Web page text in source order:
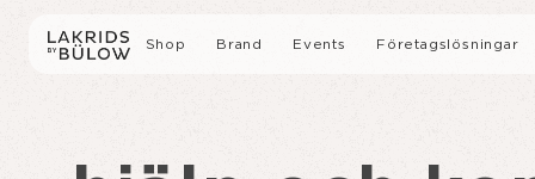
Shop Brand Events Företagslösningar